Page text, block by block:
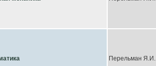
Перельман Я.И.